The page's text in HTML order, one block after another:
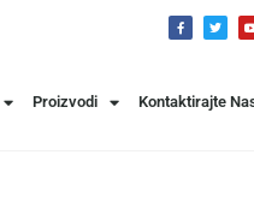
Proizvodi Kontaktirajte